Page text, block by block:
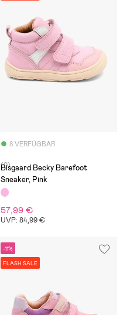
8 VERFÜGBAR
(0)
Bisgaard Becky Barefoot
Sneaker, Pink
57,99 €
UVP: 84,99 €
-11%
FLASH SALE